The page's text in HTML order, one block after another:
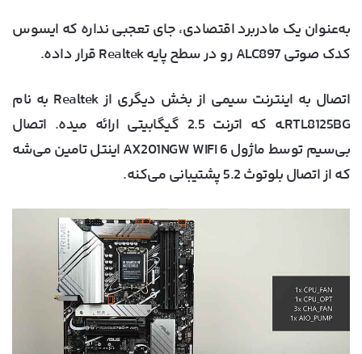
به‌عنوان یک مادربرد اقتصادی، جای تعجبی نداره که ایسوس
کدک صوتی ALC897 رو در سطح پایه Realtek قرار داده.
اتصال به اینترنت سیمی از بخش دیگری از Realtek به نام
RTL8125BGـه که اترنت 2.5 گیگابیتی ارائه میده. اتصال
بی‌سیم توسط ماژول AX201NGW WIFI 6 اینتل تامین می‌شه
که از اتصال بلوتوث 5.2 پشتیبانی می‌کنه.